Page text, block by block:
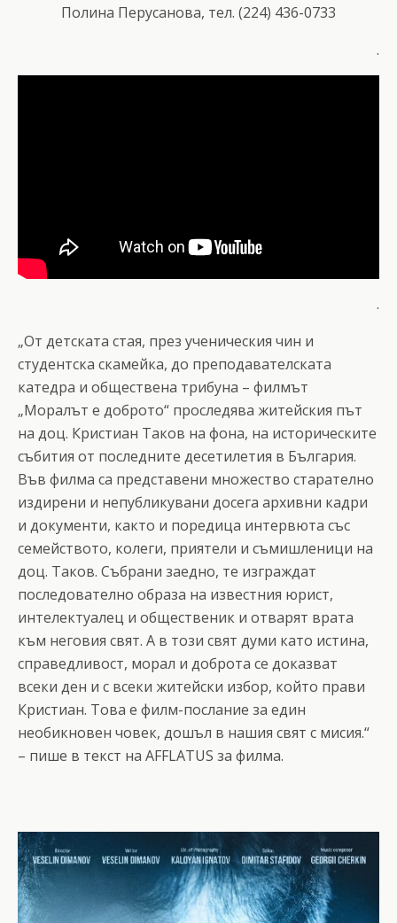
Полина Перусанова, тел. (224) 436-0733
.
.
„От детската стая, през ученическия чин и
студентска скамейка, до преподавателската
катедра и обществена трибуна – филмът
„Моралът е доброто“ проследява житейския път
на доц. Кристиан Таков на фона, на историческите
събития от последните десетилетия в България.
Във филма са представени множество старателно
издирени и непубликувани досега архивни кадри
и документи, както и поредица интервюта със
семейството, колеги, приятели и съмишленици на
доц. Таков. Събрани заедно, те изграждат
последователно образа на известния юрист,
интелектуалец и общественик и отварят врата
към неговия свят. А в този свят думи като истина,
справедливост, морал и доброта се доказват
всеки ден и с всеки житейски избор, който прави
Кристиан. Това е филм-послание за един
необикновен човек, дошъл в нашия свят с мисия.“
– пише в текст на AFFLATUS за филма.